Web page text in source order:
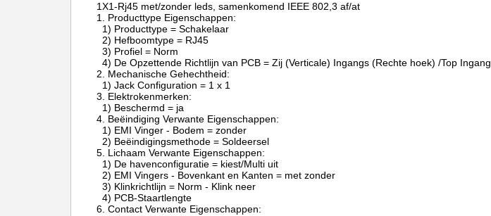
1X1-Rj45 met/zonder leds, samenkomend IEEE 802,3 af/at
1. Producttype Eigenschappen:
1) Producttype = Schakelaar
2) Hefboomtype = RJ45
3) Profiel = Norm
4) De Opzettende Richtlijn van PCB = Zij (Verticale) Ingangs (Rechte hoek) /Top Ingang
2. Mechanische Gehechtheid:
1) Jack Configuration = 1 x 1
3. Elektrokenmerken:
1) Beschermd = ja
4. Beëindiging Verwante Eigenschappen:
1) EMI Vinger - Bodem = zonder
2) Beëindigingsmethode = Soldeersel
5. Lichaam Verwante Eigenschappen:
1) De havenconfiguratie = kiest/Multi uit
2) EMI Vingers - Bovenkant en Kanten = met zonder
3) Klinkrichtlijn = Norm - Klink neer
4) PCB-Staartlengte
6. Contact Verwante Eigenschappen: